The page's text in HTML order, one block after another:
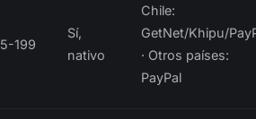
199
Sí,
nativo
Chile:
GetNet/Khipu/
· Otros países:
PayPal